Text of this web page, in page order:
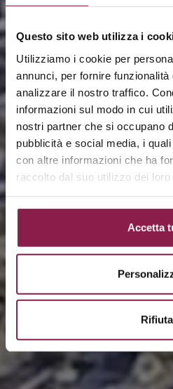
Questo sito web utilizza i
Utilizziamo i cookie per
annunci, per fornire
analizzare il nostro traffico.
informazioni sul modo in cui
nostri partner che si occupano
pubblicità e social media, i
con altre informazioni che ha
raccolto dal suo utilizzo dei loro
Accetta
Rifiuta